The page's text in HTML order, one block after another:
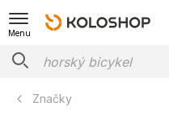
Menu
Značky